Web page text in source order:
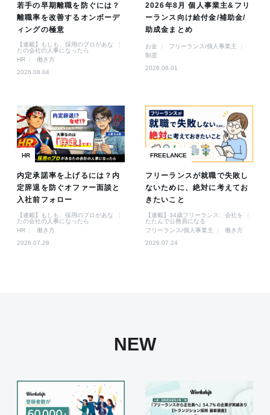
若手の早期離職を防ぐには？
離職率を改善するオンボーデ
ィングの極意
【連載】もしも、採用のプロがあな
たの会社の人事になったら
HR
働き方
2026.08.04
2026年8月 個人事業主&フリ
ーランス向け給付金/補助金/
助成金まとめ
お金
フリーランス/個人事業主
制度
2026.08.01
HR
内定承諾率を上げるには？内
定辞退を防ぐオファー面談と
入社前フォロー
【連載】もしも、採用のプロがあな
たの会社の人事になったら
HR
働き方
2026.07.28
FREELANCE
フリーランスが就職で失敗し
ないために、絶対に考えてお
きたいこと
【連載】34歳フリーランス、会社を
たたんで公務員になる
フリーランス/個人事業主
働き方
2026.07.24
NEW